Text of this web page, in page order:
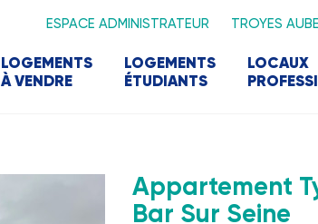
ESPACE ADMINISTRATEUR TROYES
LOGEMENTS
À VENDRE
LOGEMENTS
ÉTUDIANTS
LOCAUX
Appartement
Bar Sur Seine